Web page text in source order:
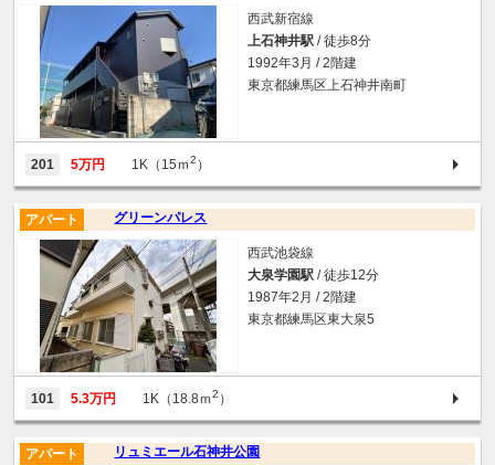
西武新宿線
上石神井駅 / 徒歩8分
1992年3月 / 2階建
東京都練馬区上石神井南町
201 5万円 1K（15ｍ2 ）
グリーンパレス
アパート
西武池袋線
大泉学園駅 / 徒歩12分
1987年2月 / 2階建
東京都練馬区東大泉5
101 5.3万円 1K（18.8ｍ2 ）
リュミエール石神井公園
アパート